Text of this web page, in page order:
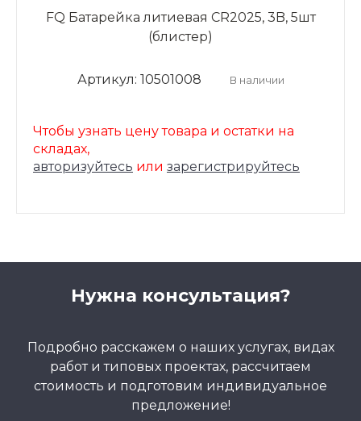
FQ Батарейка литиевая CR2025, 3B, 5шт
(блистер)
Артикул: 10501008 В наличии
Чтобы узнать цену товара и остатки на
складах,
авторизуйтесь или зарегистрируйтесь
Нужна консультация?
Подробно расскажем о наших услугах, видах
работ и типовых проектах, рассчитаем
стоимость и подготовим индивидуальное
предложение!